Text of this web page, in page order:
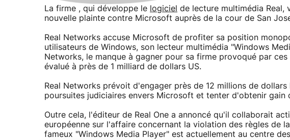
La firme , qui développe le logiciel de lecture multimédia Real,
nouvelle plainte contre Microsoft auprès de la cour de San
Real Networks accuse Microsoft de profiter sa position
utilisateurs de Windows, son lecteur multimédia "Windows
Networks, le manque à gagner pour sa firme provoqué par
évalué à près de 1 milliard de dollars US.
Real Networks prévoit d'engager près de 12 millions de
poursuites judiciaires envers Microsoft et tenter d'obtenir gain
Outre cela, l'éditeur de Real One a annoncé qu'il collaborait
européenne sur l'affaire concernant la violation des règles de
fameux "Windows Media Player" est actuellement au centre